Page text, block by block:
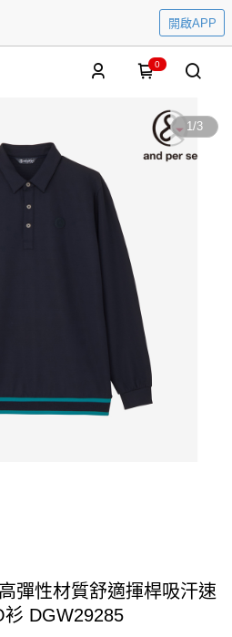
開啟APP
0
1/3
彈性材質舒適揮桿吸汗速
DGW29285